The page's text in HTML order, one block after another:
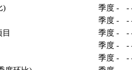
)
季度 - -
季度 - -
季度 - -
季度 - -
季度 - -